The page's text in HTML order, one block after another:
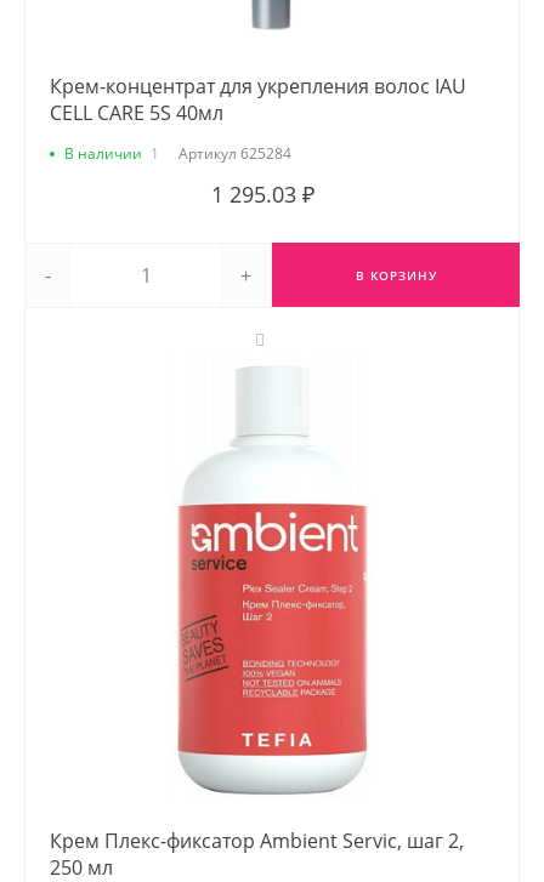
Крем-концентрат для укрепления волос IAU
CELL CARE 5S 40мл
В наличии 1 Артикул 625284
1 295.03 ₽
- + В КОРЗИНУ
Крем Плекс-фиксатор Ambient Servic, шаг 2,
250 мл